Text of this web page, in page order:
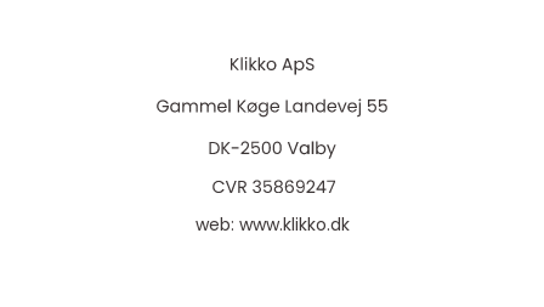
web: www.klikko.dk